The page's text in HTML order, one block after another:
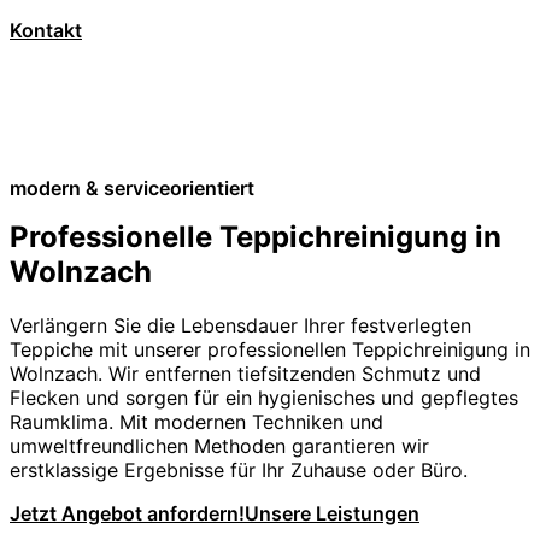
Kontakt
modern & serviceorientiert
Professionelle Teppichreinigung in
Wolnzach
Verlängern Sie die Lebensdauer Ihrer festverlegten
Teppiche mit unserer professionellen Teppichreinigung in
Wolnzach. Wir entfernen tiefsitzenden Schmutz und
Flecken und sorgen für ein hygienisches und gepflegtes
Raumklima. Mit modernen Techniken und
umweltfreundlichen Methoden garantieren wir
erstklassige Ergebnisse für Ihr Zuhause oder Büro.
Jetzt Angebot anfordern!Unsere Leistungen